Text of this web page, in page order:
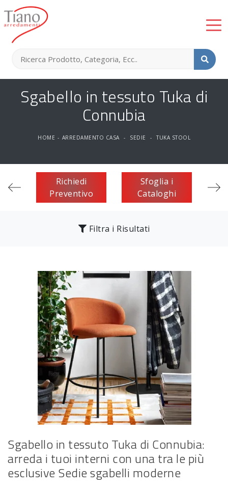
Sgabello in tessuto Tuka di
Connubia
HOME - ARREDAMENTO CASA - SEDIE - TUKA STOOL
Richiedi
Preventivo
Sfoglia i
Cataloghi
Filtra i Risultati
Sgabello in tessuto Tuka di Connubia:
arreda i tuoi interni con una tra le più
esclusive Sedie sgabelli moderne